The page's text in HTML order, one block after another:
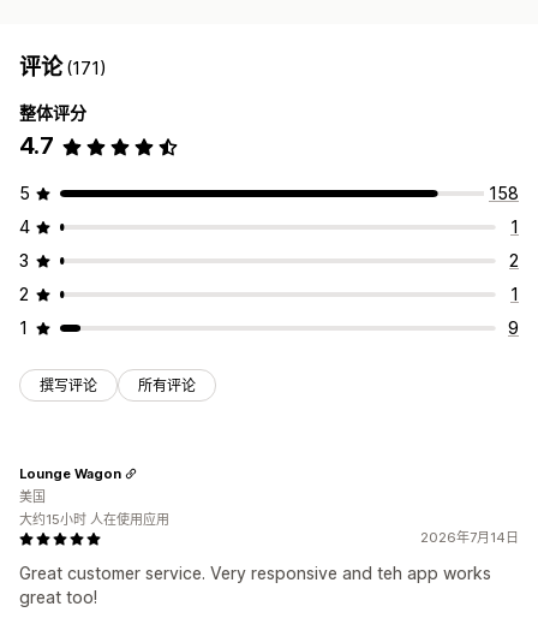
评论(171)
整体评分
4.7
5
158
4
1
3
2
2
1
1
9
撰写评论 所有评论
2026年7月14日
Great customer service. Very responsive and teh app works
great too!
Lounge Wagon
美国
大约15小时 人在使用应用